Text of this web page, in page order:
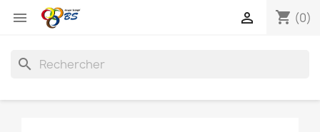
 shopping_cart (0)

search